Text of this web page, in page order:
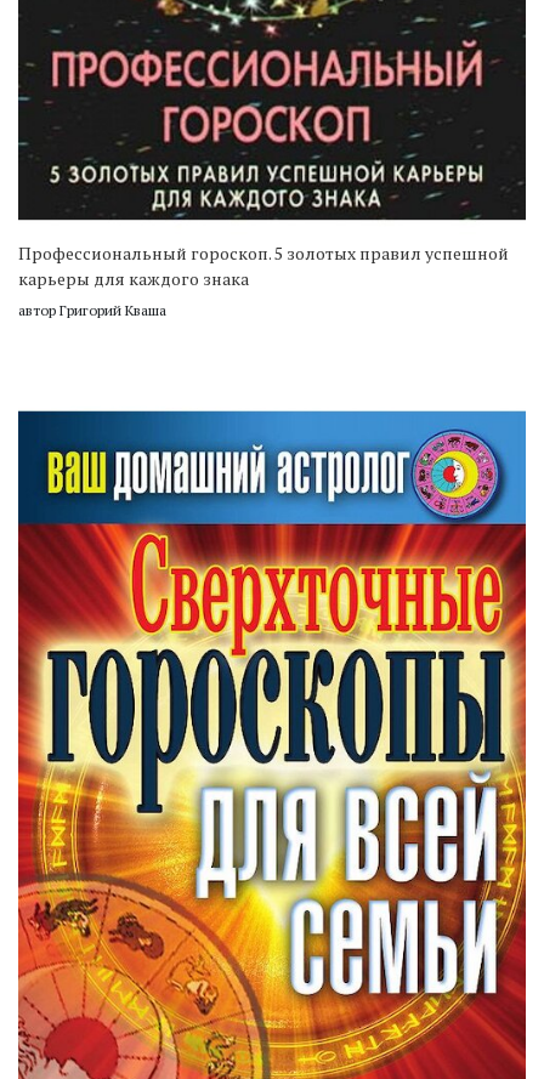
Профессиональный гороскоп. 5 золотых правил успешной
карьеры для каждого знака
автор Григорий Кваша